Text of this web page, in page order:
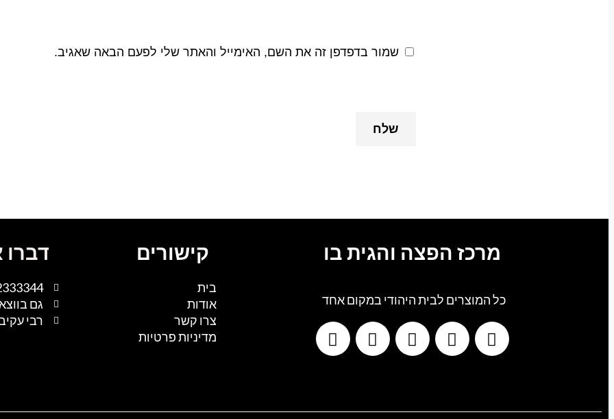
שמור בדפדפן זה את השם, האימייל והאתר שלי לפעם הבאה שאגיב.
מרכז הפצה והגית בו
כל המוצרים לבית היהודי במקום אחד
קישורים
בית
אודות
צרו קשר
מדיניות פרטיות
דברו
גם
רבי עקיבא 1,